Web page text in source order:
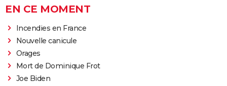
EN CE MOMENT
Incendies en France
Nouvelle canicule
Orages
Mort de Dominique Frot
Joe Biden